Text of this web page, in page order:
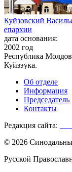
Куйзовский
епархии
дата основания:
2002 год
Республика
Куйзэука.
Об отделе
Информация
Председатель
Контакты
Редакция сайта:
© 2026
Русской